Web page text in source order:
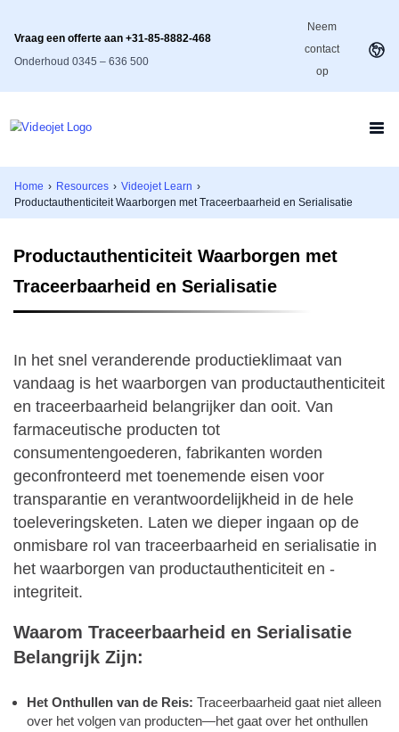
Vraag een offerte aan +31-85-8882-468
Onderhoud 0345 – 636 500
Neem
contact
op
Home › Resources › Videojet Learn ›
Productauthenticiteit Waarborgen met Traceerbaarheid en Serialisatie
Productauthenticiteit Waarborgen met
Traceerbaarheid en Serialisatie
In het snel veranderende productieklimaat van
vandaag is het waarborgen van productauthenticiteit
en traceerbaarheid belangrijker dan ooit. Van
farmaceutische producten tot
consumentengoederen, fabrikanten worden
geconfronteerd met toenemende eisen voor
transparantie en verantwoordelijkheid in de hele
toeleveringsketen. Laten we dieper ingaan op de
onmisbare rol van traceerbaarheid en serialisatie in
het waarborgen van productauthenticiteit en -
integriteit.
Waarom Traceerbaarheid en Serialisatie
Belangrijk Zijn:
Het Onthullen van de Reis: Traceerbaarheid gaat niet alleen
over het volgen van producten—het gaat over het onthullen